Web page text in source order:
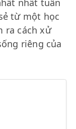
nhất tuân
từ một học
ra cách xử
riêng của